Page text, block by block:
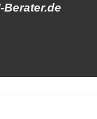
Berater.de